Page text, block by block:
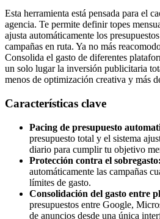
Esta herramienta está pensada para el
agencia. Te permite definir topes
ajusta automáticamente los
campañas en ruta. Ya no más
Consolida el gasto de diferentes
un solo lugar la inversión publicitaria
menos de optimización creativa y más
Características clave
Pacing de presupuesto
presupuesto total y el sistema
diario para cumplir tu objetivo
Protección contra el sobregasto:
automáticamente las campañas
límites de gasto.
Consolidación del gasto entre
presupuestos entre Google,
de anuncios desde una única